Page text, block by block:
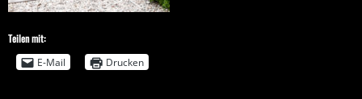
Teilen mit:
E-Mail
Drucken